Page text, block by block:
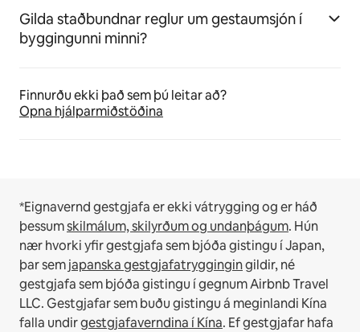
Gilda staðbundnar reglur um gestaumsjón í
byggingunni minni?
Finnurðu ekki það sem þú leitar að?
Opna hjálparmiðstöðina
*Eignavernd gestgjafa er ekki vátrygging og er háð
þessumskilmálum, skilyrðum og undanþágum. Hún
nær hvorki yfir gestgjafa sem bjóða gistingu í Japan,
þar semjapanska gestgjafatryggingingildir, né
gestgjafa sem bjóða gistingu í gegnum Airbnb Travel
LLC.Gestgjafar sem buðu gistingu á meginlandi Kína
falla undirgestgjafaverndina í Kína. Ef gestgjafar hafa